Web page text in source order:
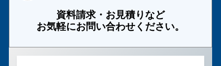
資料請求・お見積りなど
お気軽にお問い合わせください。